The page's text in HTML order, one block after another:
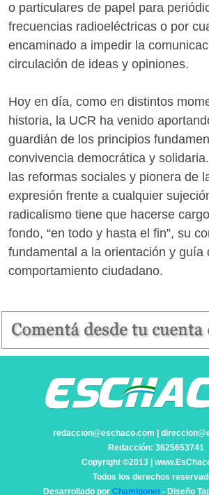
o particulares de papel para
frecuencias radioeléctricas o por
encaminado a impedir la
circulación de ideas y opiniones.
Hoy en día, como en distintos
historia, la UCR ha venido
guardián de los principios
convivencia democrática y
las reformas sociales y pionera de
expresión frente a cualquier
radicalismo tiene que hacerse
fondo, “en todo y hasta el fin”, su
fundamental a la orientación y guía
comportamiento ciudadano.
redaccion@eschaco.com |
Redacción: 3625653741
Copyright ©2013 |
Todos los derechos
Desarrollado por Chamigonet- Diseño